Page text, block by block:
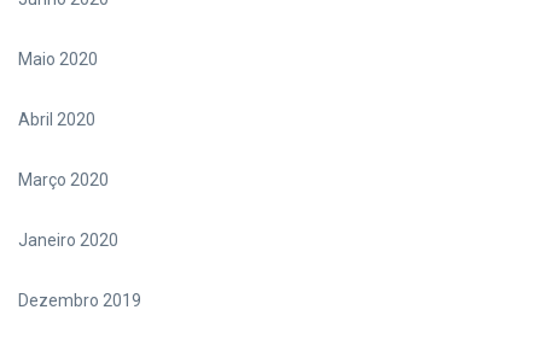
Maio 2020
Abril 2020
Março 2020
Janeiro 2020
Dezembro 2019